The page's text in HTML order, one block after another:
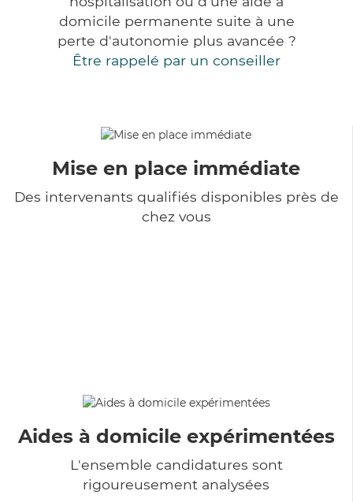
domicile permanente suite à une
perte d'autonomie plus avancée ?
Être rappelé par un conseiller
Mise en place immédiate
Des intervenants qualifiés disponibles près de
chez vous
Aides à domicile expérimentées
L'ensemble candidatures sont
rigoureusement analysées